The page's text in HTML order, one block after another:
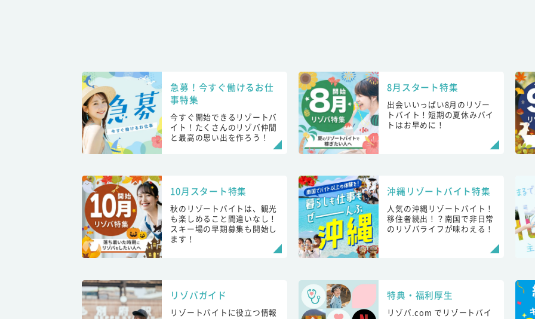
急募！今すぐ働けるお仕
事特集
今すぐ開始できるリゾートバ
イト！たくさんのリゾバ仲間
と最高の思い出を作ろう！
8月スタート特集
出会いいっぱい8月のリゾー
トバイト！短期の夏休みバイ
トはお早めに！
10月スタート特集
秋のリゾートバイトは、観光
も楽しめること間違いなし！
スキー場の早期募集も開始し
ます！
沖縄リゾートバイト特集
人気の沖縄リゾートバイト！
移住者続出！？南国で非日常
のリゾバライフが味わえる！
リゾバガイド
リゾートバイトに役立つ情報
特典・福利厚生
リゾバ.com でリゾートバイ